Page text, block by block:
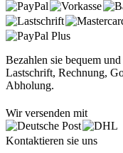
Bezahlen sie bequem
Lastschrift, Rechnung,
Abholung.
Wir versenden mit
Kontaktieren sie uns